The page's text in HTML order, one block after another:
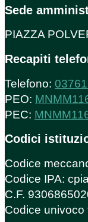
Sede
PIAZZA
Recapiti
Telefono:
PEO:
PEC:
Codici
Codice
Codice IPA:
C.F.
Codice univoco